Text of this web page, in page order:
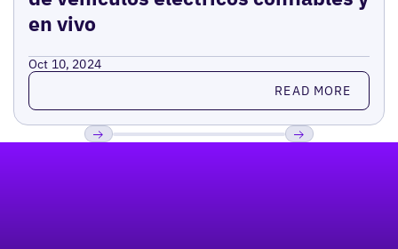
en vivo
Oct 10, 2024
Read more READ MORE